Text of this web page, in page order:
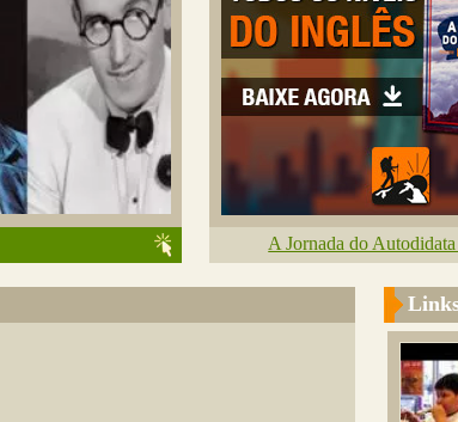
A Jornada do